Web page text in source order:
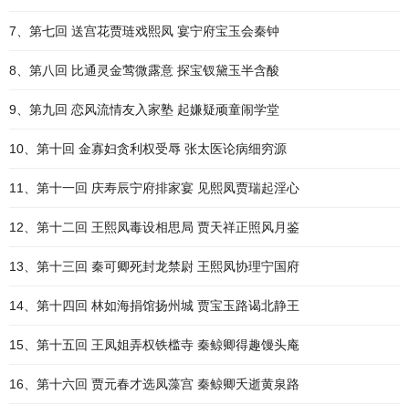
7、第七回 送宫花贾琏戏熙凤 宴宁府宝玉会秦钟
8、第八回 比通灵金莺微露意 探宝钗黛玉半含酸
9、第九回 恋风流情友入家塾 起嫌疑顽童闹学堂
10、第十回 金寡妇贪利权受辱 张太医论病细穷源
11、第十一回 庆寿辰宁府排家宴 见熙凤贾瑞起淫心
12、第十二回 王熙凤毒设相思局 贾天祥正照风月鉴
13、第十三回 秦可卿死封龙禁尉 王熙凤协理宁国府
14、第十四回 林如海捐馆扬州城 贾宝玉路谒北静王
15、第十五回 王凤姐弄权铁槛寺 秦鲸卿得趣馒头庵
16、第十六回 贾元春才选凤藻宫 秦鲸卿夭逝黄泉路